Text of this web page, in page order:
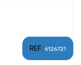
REF: 6126721